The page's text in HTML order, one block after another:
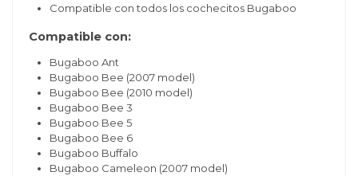
Compatible con todos los cochecitos Bugaboo
Compatible con:
Bugaboo Ant
Bugaboo Bee (2007 model)
Bugaboo Bee (2010 model)
Bugaboo Bee 3
Bugaboo Bee 5
Bugaboo Bee 6
Bugaboo Buffalo
Bugaboo Cameleon (2007 model)